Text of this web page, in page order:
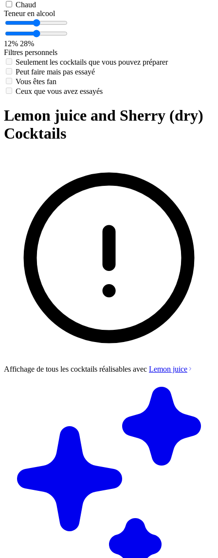
Chaud
Teneur en alcool
12% 28%
Filtres personnels
Seulement les cocktails que vous pouvez préparer
Peut faire mais pas essayé
Vous êtes fan
Ceux que vous avez essayés
Lemon juice and Sherry (dry)
Cocktails
Affichage de tous les cocktails réalisables avec Lemon juice